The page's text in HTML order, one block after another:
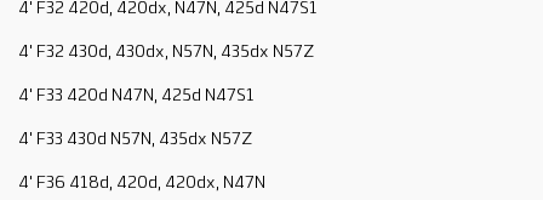
4' F32 420d, 420dx, N47N, 425d N47S1
4' F32 430d, 430dx, N57N, 435dx N57Z
4' F33 420d N47N, 425d N47S1
4' F33 430d N57N, 435dx N57Z
4' F36 418d, 420d, 420dx, N47N